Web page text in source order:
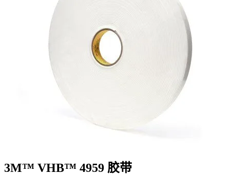
3M™ VHB™ 4959 胶带